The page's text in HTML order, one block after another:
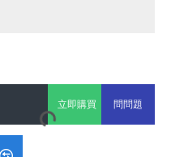
立即購買 問問題